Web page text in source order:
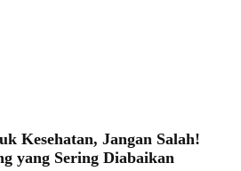
Kesehatan, Jangan Salah!
yang Sering Diabaikan